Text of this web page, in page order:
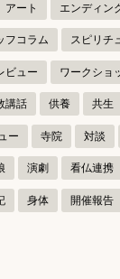
アート エンディン
フコラム スピリチ
ビュー ワークショ
講話 供養 共生
ー 寺院 対談
演劇 看仏連携
身体 開催報告
る